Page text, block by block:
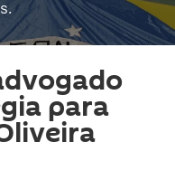
para